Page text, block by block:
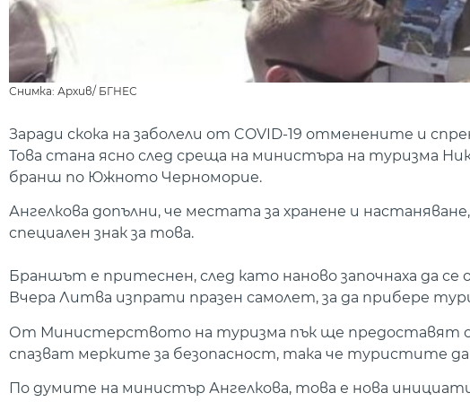
Снимка: Архив/ БГНЕС
Заради скока на заболели от COVID-19 отменените и
Това стана ясно след среща на министъра на туризма
бранш по Южното Черноморие.
Ангелкова допълни, че местата за хранене и
специален знак за това.
Браншът е притеснен, след като наново започнаха да
Вчера Литва изпрати празен самолет, за да прибере
От Министерството на туризма пък ще предоставят
спазват мерките за безопасност, така че туристите
По думите на министър Ангелкова, това е нова